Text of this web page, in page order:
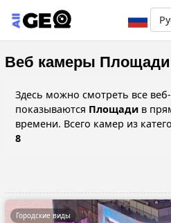
Веб камеры
Здесь можно смотреть все
показываются Площади в
времени. Всего камер из
8
Городские виды